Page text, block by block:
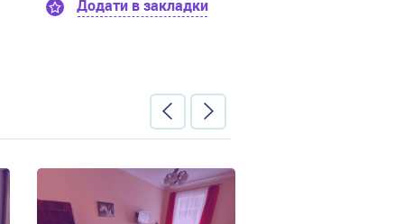
Додати в закладки